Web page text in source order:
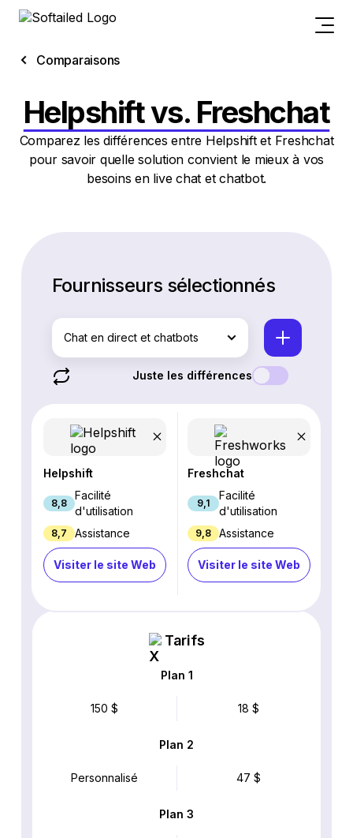
Comparaisons
Helpshift vs. Freshchat
Comparez les différences entre Helpshift et Freshchat
pour savoir quelle solution convient le mieux à vos
besoins en live chat et chatbot.
Fournisseurs sélectionnés
Chat en direct et chatbots
Juste les différences
Helpshift
8,8
Facilité
d'utilisation
8,7 Assistance
Visiter le site Web
Freshchat
9,1
Facilité
d'utilisation
9,8 Assistance
Visiter le site Web
Tarifs
Plan 1
150 $ 18 $
Plan 2
Personnalisé 47 $
Plan 3